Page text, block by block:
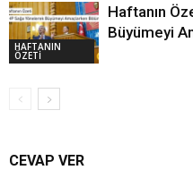
HAFTANIN
ÖZETİ
Haftanın
Büyümeyi
CEVAP VER